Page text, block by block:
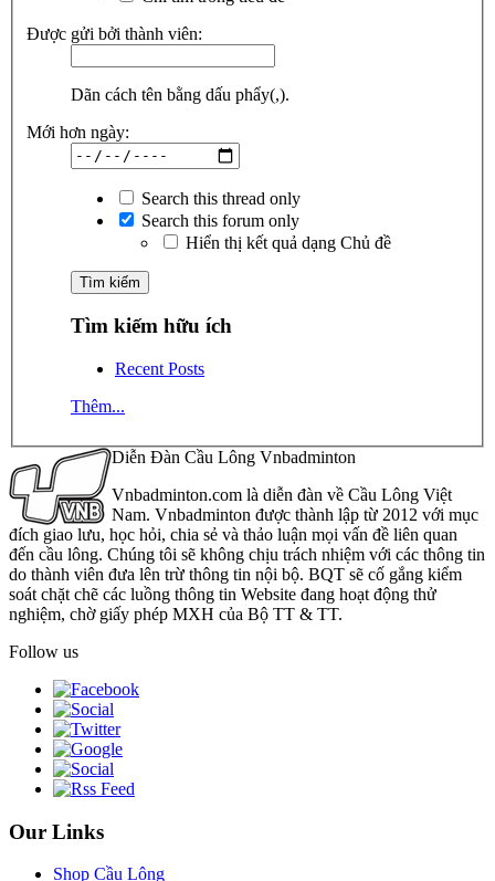
Được gửi bởi thành viên:
Dãn cách tên bằng dấu phẩy(,).
Mới hơn ngày:
Search this thread only
Search this forum only
Hiển thị kết quả dạng Chủ đề
Tìm kiếm hữu ích
Recent Posts
Thêm...
Diễn Đàn Cầu Lông Vnbadminton
Vnbadminton.com là diễn đàn về Cầu Lông Việt
Nam. Vnbadminton được thành lập từ 2012 với mục
đích giao lưu, học hỏi, chia sẻ và thảo luận mọi vấn đề liên quan
đến cầu lông. Chúng tôi sẽ không chịu trách nhiệm với các thông tin
do thành viên đưa lên trừ thông tin nội bộ. BQT sẽ cố gắng kiểm
soát chặt chẽ các luồng thông tin Website đang hoạt động thử
nghiệm, chờ giấy phép MXH của Bộ TT & TT.
Follow us
Our Links
Shop Cầu Lông